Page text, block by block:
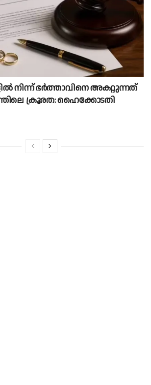
നിന്ന് ഭര്‍ത്താവിനെ അകറ്റുന്നത്
ക്രൂരത: ഹൈക്കോടതി